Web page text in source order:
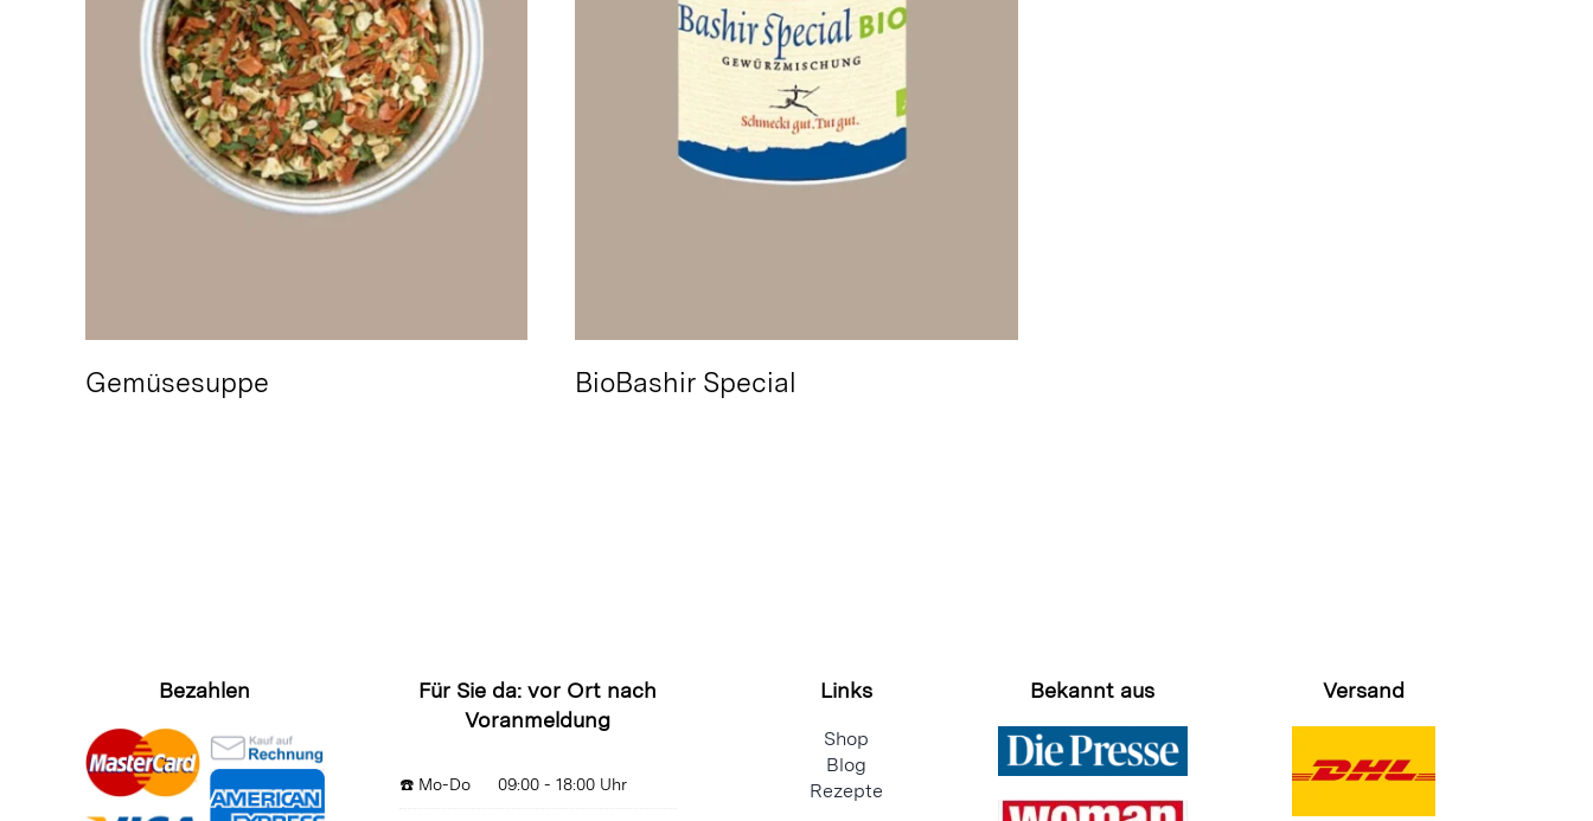
Gemüsesuppe BioBashir Special
Bezahlen
Für Sie da: vor Ort nach
Voranmeldung
☎️ Mo-Do 09:00 - 18:00 Uhr
Links
Shop
Blog
Rezepte
Bekannt aus Versand